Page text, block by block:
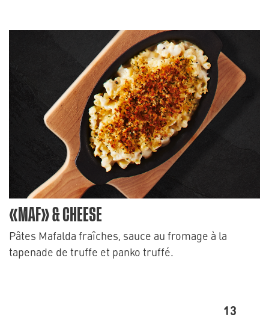
«MAF» & CHEESE
Pâtes Mafalda fraîches, sauce au fromage à la
tapenade de truffe et panko truffé.
13